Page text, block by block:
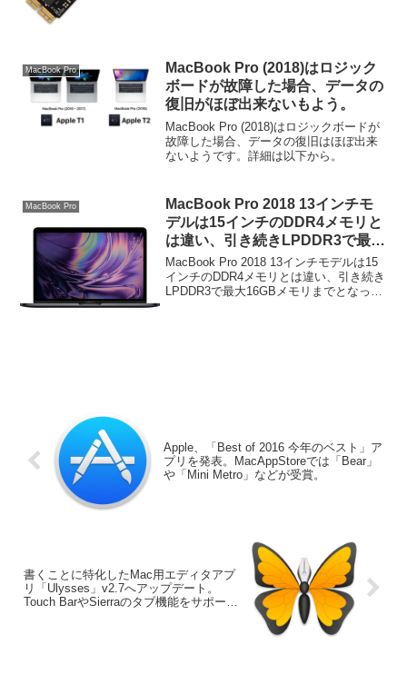
MacBook Pro
MacBook Pro (2018)はロジック
ボードが故障した場合、データの
復旧がほぼ出来ないもよう。
MacBook Pro (2018)はロジックボードが
故障した場合、データの復旧はほぼ出来
ないようです。詳細は以下から。
MacBook Pro
MacBook Pro 2018 13インチモ
デルは15インチのDDR4メモリと
は違い、引き続きLPDDR3で最大
16GBまで。
MacBook Pro 2018 13インチモデルは15
インチのDDR4メモリとは違い、引き続き
LPDDR3で最大16GBメモリまでとなって
Apple、「Best of 2016 今年のベスト」ア
プリを発表。MacAppStoreでは「Bear」
や「Mini Metro」などが受賞。
書くことに特化したMac用エディタアプ
リ「Ulysses」v2.7へアップデート。
Touch BarやSierraのタブ機能をサポー